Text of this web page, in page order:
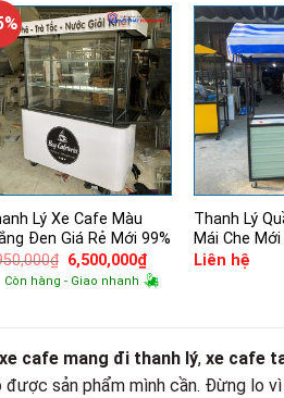
5,000,000₫.
Lý Xe Cafe Màu
Đen Giá Rẻ Mới 99%
₫ Giá
gốc
là:
6,500,000₫Giá
hiện
tại
Còn hàng - Giao nhanh
Thanh Lý
Mái Che Mới
Liên hệ
xe cafe mang đi thanh lý, xe cafe
được sản phẩm mình cần. Đừng lo